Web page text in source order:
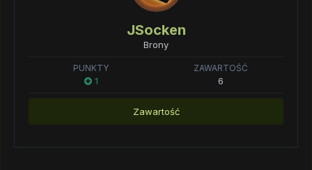
JSocken
Brony
PUNKTY
1
ZAWARTOŚĆ
6
Zawartość